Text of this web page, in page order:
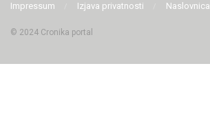
Impressum Izjava privatnosti Naslovnica
© 2024 Cronika portal